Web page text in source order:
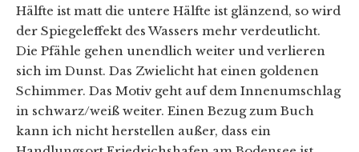
Hälfte ist matt die untere Hälfte ist glänzend, so wird
der Spiegeleffekt des Wassers mehr verdeutlicht.
Die Pfähle gehen unendlich weiter und verlieren
sich im Dunst. Das Zwielicht hat einen goldenen
Schimmer. Das Motiv geht auf dem Innenumschlag
in schwarz/weiß weiter. Einen Bezug zum Buch
kann ich nicht herstellen außer, dass ein